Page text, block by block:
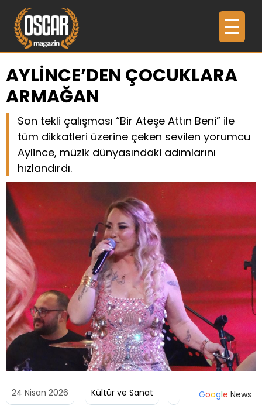
AYLİNCE’DEN ÇOCUKLARA
ARMAĞAN
Son tekli çalışması “Bir Ateşe Attın Beni” ile
tüm dikkatleri üzerine çeken sevilen yorumcu
Aylince, müzik dünyasındaki adımlarını
hızlandırdı.
24 Nisan 2026 Kültür ve Sanat Google News